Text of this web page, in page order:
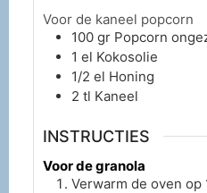
Voor de kaneel popcorn
100 gr Popcorn
1 el Kokosolie
1/2 el Honing
2 tl Kaneel
INSTRUCTIES
Voor de granola
Verwarm de oven op